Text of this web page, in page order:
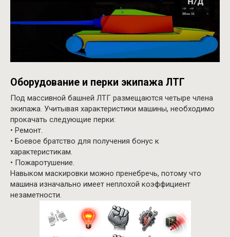
Оборудование и перки экипажа ЛТГ
Под массивной башней ЛТГ размещаются четыре члена
экипажа. Учитывая характеристики машины, необходимо
прокачать следующие перки:
• Ремонт.
• Боевое братство для получения бонус к
характеристикам.
• Пожаротушение.
Навыком маскировки можно пренебречь, потому что
машина изначально имеет неплохой коэффициент
незаметности.